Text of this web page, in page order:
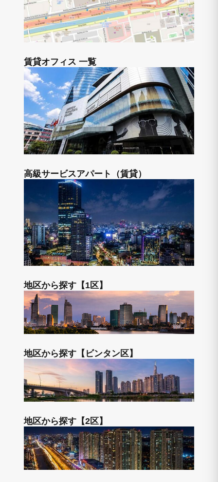
賃貸オフィス 一覧
高級サービスアパート（賃貸）
地区から探す【1区】
地区から探す【ビンタン区】
地区から探す【2区】